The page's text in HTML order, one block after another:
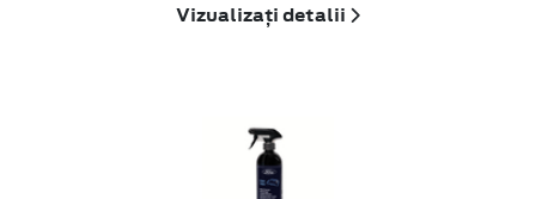
Vizualizați detalii